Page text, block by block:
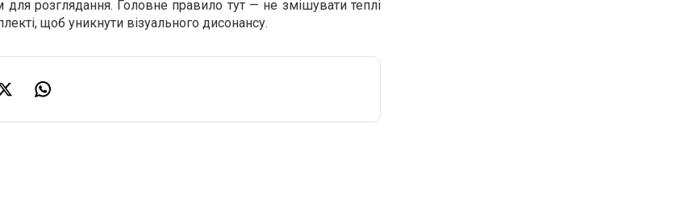
для розглядання. Головне правило тут — не змішувати теплі
щоб уникнути візуального дисонансу.